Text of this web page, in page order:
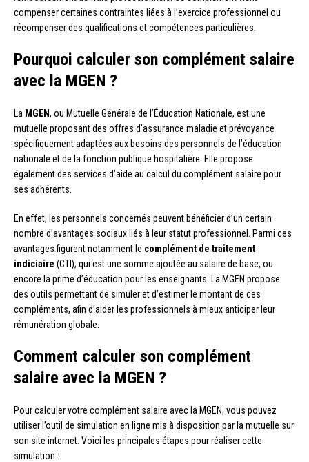
compenser certaines contraintes liées à l’exercice professionnel ou
récompenser des qualifications et compétences particulières.
Pourquoi calculer son complément salaire
avec la MGEN ?
La MGEN, ou Mutuelle Générale de l’Éducation Nationale, est une
mutuelle proposant des offres d’assurance maladie et prévoyance
spécifiquement adaptées aux besoins des personnels de l’éducation
nationale et de la fonction publique hospitalière. Elle propose
également des services d’aide au calcul du complément salaire pour
ses adhérents.
En effet, les personnels concernés peuvent bénéficier d’un certain
nombre d’avantages sociaux liés à leur statut professionnel. Parmi ces
avantages figurent notamment le complément de traitement
indiciaire (CTI), qui est une somme ajoutée au salaire de base, ou
encore la prime d’éducation pour les enseignants. La MGEN propose
des outils permettant de simuler et d’estimer le montant de ces
compléments, afin d’aider les professionnels à mieux anticiper leur
rémunération globale.
Comment calculer son complément
salaire avec la MGEN ?
Pour calculer votre complément salaire avec la MGEN, vous pouvez
utiliser l’outil de simulation en ligne mis à disposition par la mutuelle sur
son site internet. Voici les principales étapes pour réaliser cette
simulation :